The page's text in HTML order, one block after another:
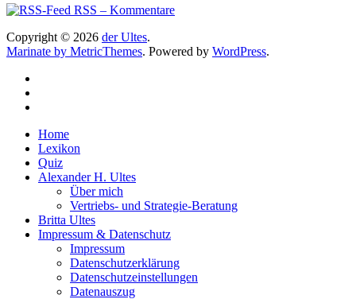
RSS – Kommentare
Copyright © 2026 der Ultes.
Marinate by MetricThemes. Powered by WordPress.
Home
Lexikon
Quiz
Alexander H. Ultes
Über mich
Vertriebs- und Strategie-Beratung
Britta Ultes
Impressum & Datenschutz
Impressum
Datenschutzerklärung
Datenschutzeinstellungen
Datenauszug